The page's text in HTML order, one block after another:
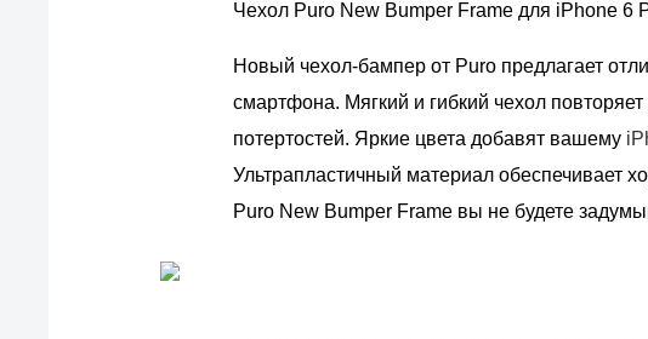
Чехол Puro New Bumper Frame для iPhone 6
Новый чехол-бампер от Puro предлагает
смартфона. Мягкий и гибкий чехол
потертостей. Яркие цвета добавят вашему
Ультрапластичный материал обеспечивает
Puro New Bumper Frame вы не будете